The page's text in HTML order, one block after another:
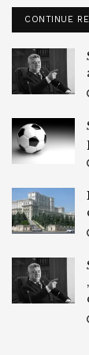
Alte
Constituţia
exprimare,
mijloace de
general acest
Însă
internaţionali
priveşte
editoriale
Stat privind
CONTINUE